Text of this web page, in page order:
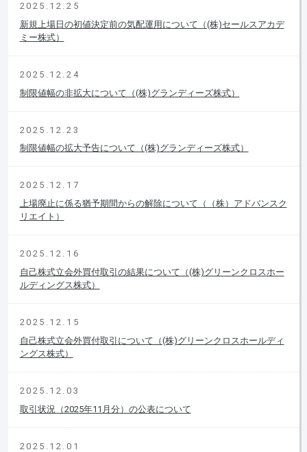
2025.12.25
新規上場日の初値決定前の気配運用について（(株)セールスアカデ
ミー株式）
2025.12.24
制限値幅の非拡大について（(株)グランディーズ株式）
2025.12.23
制限値幅の拡大予告について（(株)グランディーズ株式）
2025.12.17
上場廃止に係る猶予期間からの解除について（（株）アドバンスク
リエイト）
2025.12.16
自己株式立会外買付取引の結果について（(株)グリーンクロスホー
ルディングス株式）
2025.12.15
自己株式立会外買付取引について（(株)グリーンクロスホールディ
ングス株式）
2025.12.03
取引状況（2025年11月分）の公表について
2025.12.01